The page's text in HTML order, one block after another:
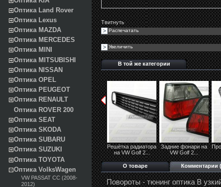
Оптика Land Rover
Оптика Lexus
Оптика MAZDA
Оптика MERCEDES
Оптика MINI
Оптика MITSUBISHI
Оптика NISSAN
Оптика OPEL
Оптика PEUGEOT
Оптика RENAULT
Оптика ROVER 200
Оптика SEAT
Оптика SKODA
Оптика SUBARU
Оптика SUZUKI
Оптика TOYOTA
Оптика VolksWagen
VW PASSAT CC (2008-
2012)
Твитнуть
Распечатать
Увеличить
В той же категории
Решётка радиатора
на VW Golf 2...
Задние фонари на
VW Golf 2...
О товаре Комментарии
Повороты - тюнинг оптика В